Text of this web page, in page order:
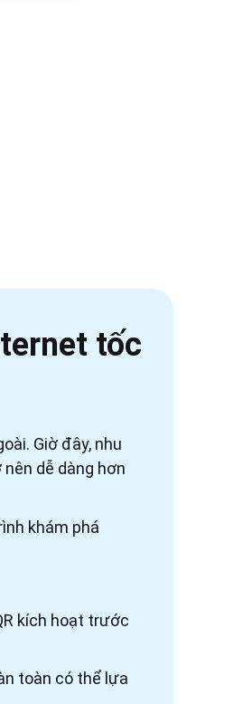
tốc
Giờ đây, nhu
dễ dàng hơn
khám phá
kích hoạt trước
toàn có thể lựa